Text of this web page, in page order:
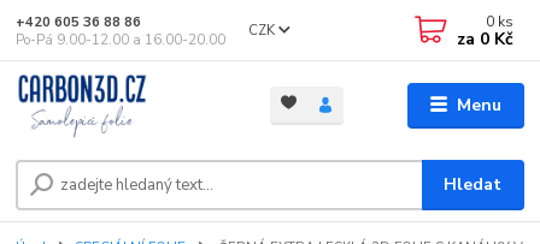
Menu
CZK
Hledat
+420 605 36 88 86
Po-Pá 9.00-12.00 a 16.00-20.00
0 ks
za 0 Kč